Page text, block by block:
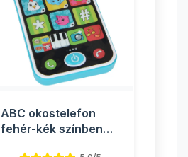
ABC okostelefon
fehér-kék színben